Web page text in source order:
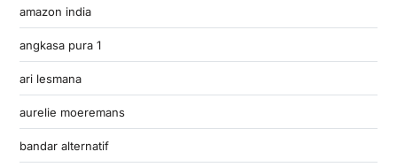
amazon india
angkasa pura 1
ari lesmana
aurelie moeremans
bandar alternatif